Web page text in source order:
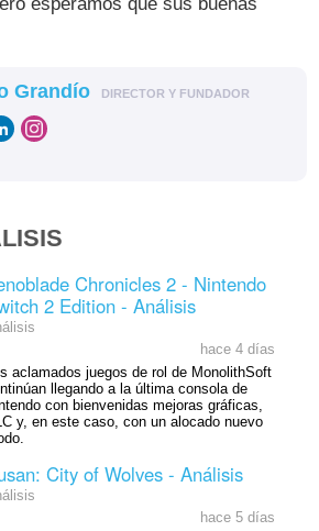
Grandío DIRECTOR Y FUNDADOR
Chronicles 2 - Nintendo
2 Edition - Análisis
hace 4 días
aclamados juegos de rol de MonolithSoft
llegando a la última consola de
con bienvenidas mejoras gráficas,
y, en este caso, con un alocado nuevo
City of Wolves - Análisis
hace 5 días